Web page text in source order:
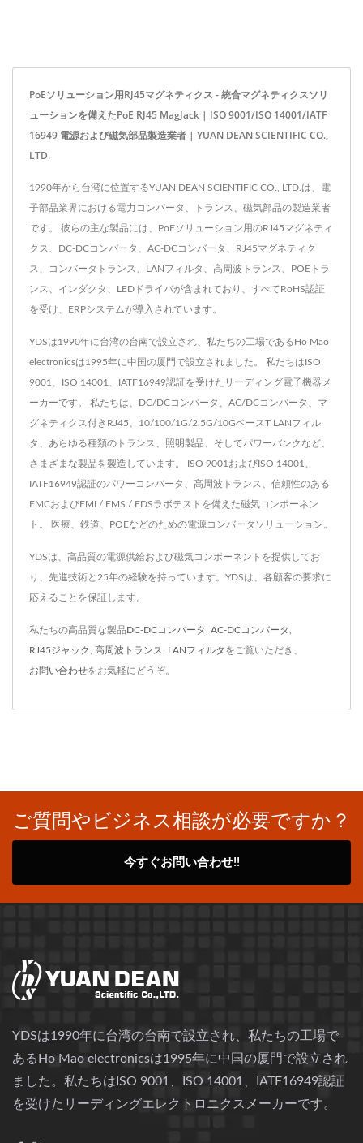
PoEソリューション用RJ45マグネティクス - 統合マグネティクスソリ
ューションを備えたPoE RJ45 MagJack | ISO 9001/ISO 14001/IATF
16949 電源および磁気部品製造業者 | YUAN DEAN SCIENTIFIC CO.,
LTD.
1990年から台湾に位置するYUAN DEAN SCIENTIFIC CO., LTD.は、電
子部品業界における電力コンバータ、トランス、磁気部品の製造業者
です。 彼らの主な製品には、PoEソリューション用のRJ45マグネティ
クス、DC-DCコンバータ、AC-DCコンバータ、RJ45マグネティク
ス、コンバータトランス、LANフィルタ、高周波トランス、POEトラ
ンス、インダクタ、LEDドライバが含まれており、すべてRoHS認証
を受け、ERPシステムが導入されています。
YDSは1990年に台湾の台南で設立され、私たちの工場であるHo Mao
electronicsは1995年に中国の厦門で設立されました。 私たちはISO
9001、ISO 14001、IATF16949認証を受けたリーディング電子機器メ
ーカーです。 私たちは、DC/DCコンバータ、AC/DCコンバータ、マ
グネティクス付きRJ45、10/100/1G/2.5G/10GベースT LANフィル
タ、あらゆる種類のトランス、照明製品、そしてパワーバンクなど、
さまざまな製品を製造しています。 ISO 9001およびISO 14001、
IATF16949認証のパワーコンバータ、高周波トランス、信頼性のある
EMCおよびEMI / EMS / EDSラボテストを備えた磁気コンポーネン
ト。 医療、鉄道、POEなどのための電源コンバータソリューション。
YDSは、高品質の電源供給および磁気コンポーネントを提供してお
り、先進技術と25年の経験を持っています。YDSは、各顧客の要求に
応えることを保証します。
私たちの高品質な製品 DC-DCコンバータ AC-DCコンバータ
RJ45ジャック 高周波トランス LANフィルタ をご覧いただき、
お問い合わせをお気軽にどうぞ。
ご質問やビジネス相談が必要ですか？
今すぐお問い合わせ!!
YDSは1990年に台湾の台南で設立され、私たちの工場で
あるHo Mao electronicsは1995年に中国の厦門で設立され
ました。私たちはISO 9001、ISO 14001、IATF16949認証
を受けたリーディングエレクトロニクスメーカーです。